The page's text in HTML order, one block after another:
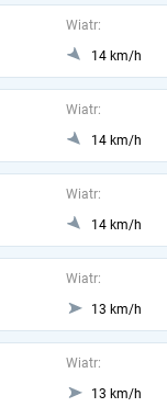
Wiatr:
14 km/h
Wiatr:
14 km/h
Wiatr:
14 km/h
Wiatr:
13 km/h
Wiatr:
13 km/h